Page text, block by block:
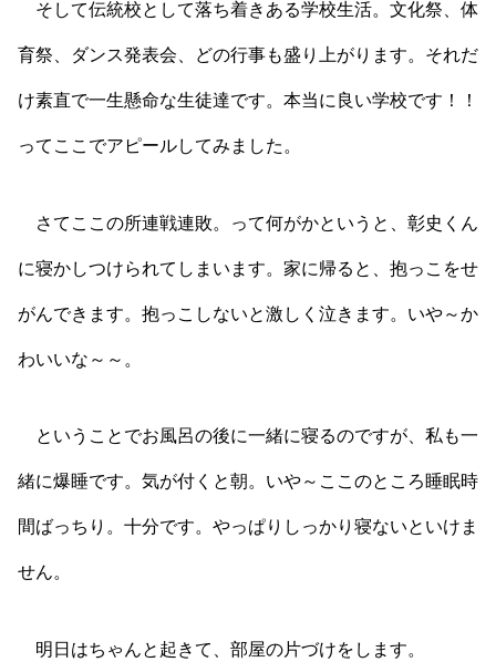
そして伝統校として落ち着きある学校生活。文化祭、体
育祭、ダンス発表会、どの行事も盛り上がります。それだ
け素直で一生懸命な生徒達です。本当に良い学校です！！
ってここでアピールしてみました。
さてここの所連戦連敗。って何がかというと、彰史くん
に寝かしつけられてしまいます。家に帰ると、抱っこをせ
がんできます。抱っこしないと激しく泣きます。いや～か
わいいな～～。
ということでお風呂の後に一緒に寝るのですが、私も一
緒に爆睡です。気が付くと朝。いや～ここのところ睡眠時
間ばっちり。十分です。やっぱりしっかり寝ないといけま
せん。
明日はちゃんと起きて、部屋の片づけをします。